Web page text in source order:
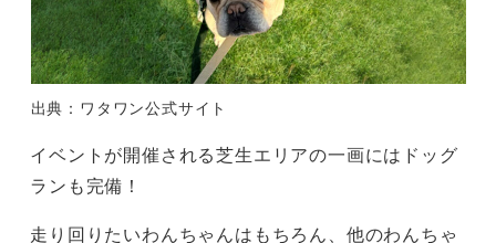
出典：ワタワン公式サイト
イベントが開催される芝生エリアの一画にはドッグ
ランも完備！
走り回りたいわんちゃんはもちろん、他のわんちゃ